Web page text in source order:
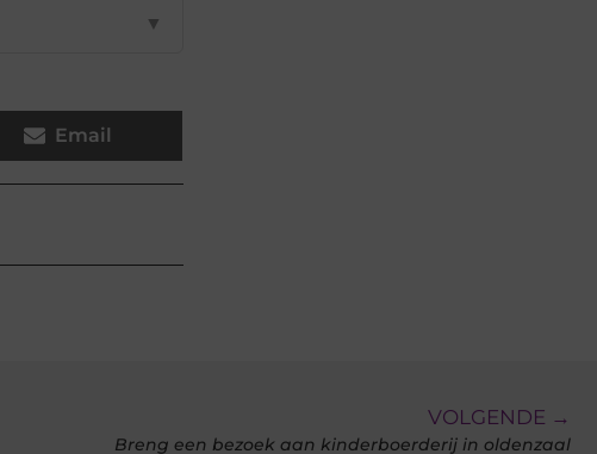
▼
Email
VOLGENDE →
Breng een bezoek aan kinderboerderij in oldenzaal